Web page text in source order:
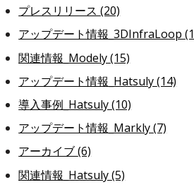
プレスリリース(20)
アップデート情報_3DInfraLoop
関連情報_Modely(15)
アップデート情報_Hatsuly(14)
導入事例_Hatsuly(10)
アップデート情報_Markly(7)
アーカイブ(6)
関連情報_Hatsuly(5)